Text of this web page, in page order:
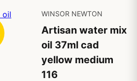
WINSOR NEWTON
Artisan water mix
oil 37ml cad
yellow medium
116